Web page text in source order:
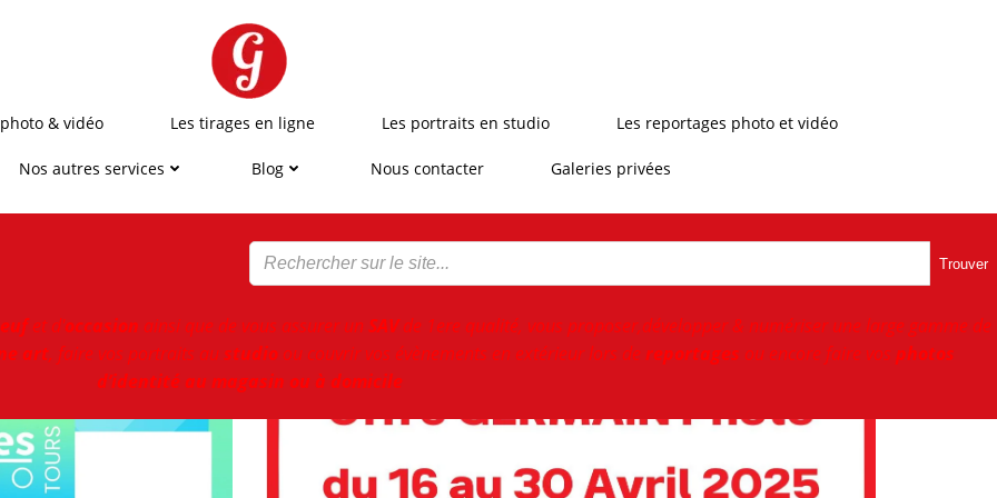
& vidéo Les tirages en ligne Les portraits en studio Les reportages photo et vidéo
Nos autres services Blog Nous contacter Galeries privées
Trouver
et d'occasion ainsi que de vous assurer un SAVde 1ere qualité, vous proposer,développer & numériser une large gamme de
art, faire vos portraits austudio ou couvrir vos évènements en extérieur lors de reportages ou encore faire vos photos
d’identité au magasin ou à domicile